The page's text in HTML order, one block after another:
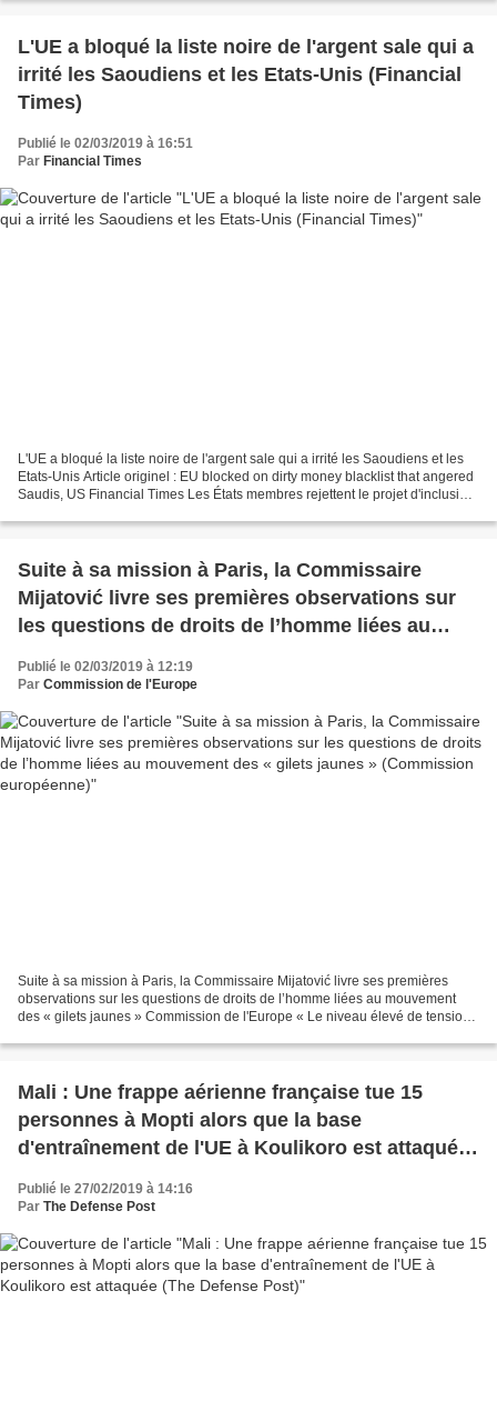
L'UE a bloqué la liste noire de l'argent sale qui a
irrité les Saoudiens et les Etats-Unis (Financial
Times)
Publié le 02/03/2019 à 16:51
Par Financial Times
L'UE a bloqué la liste noire de l'argent sale qui a irrité les Saoudiens et les
Etats-Unis Article originel : EU blocked on dirty money blacklist that angered
Saudis, US Financial Times Les États membres rejettent le projet d'inclusion
Suite à sa mission à Paris, la Commissaire
Mijatović livre ses premières observations sur
les questions de droits de l’homme liées au
européenne)
Publié le 02/03/2019 à 12:19
Par Commission de l'Europe
Suite à sa mission à Paris, la Commissaire Mijatović livre ses premières
observations sur les questions de droits de l’homme liées au mouvement
des « gilets jaunes » Commission de l'Europe « Le niveau élevé de tension
Mali : Une frappe aérienne française tue 15
personnes à Mopti alors que la base
d'entraînement de l'UE à Koulikoro est attaquée
(The Defense Post)
Publié le 27/02/2019 à 14:16
Par The Defense Post